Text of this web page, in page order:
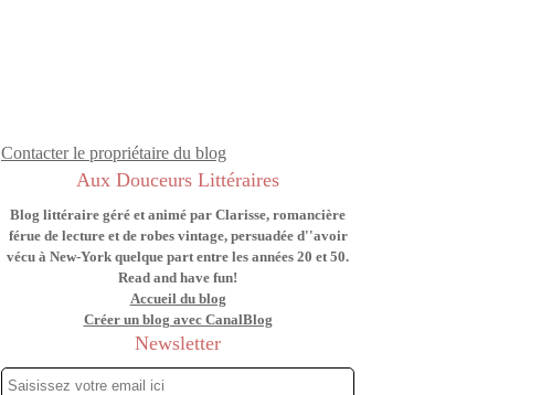
Contacter le propriétaire du blog
Aux Douceurs Littéraires
Blog littéraire géré et animé par Clarisse, romancière
férue de lecture et de robes vintage, persuadée d''avoir
vécu à New-York quelque part entre les années 20 et 50.
Read and have fun!
Accueil du blog
Créer un blog avec CanalBlog
Newsletter